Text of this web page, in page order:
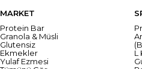
MARKET
Protein Bar
Granola & Müsli
Glutensiz
Ekmekler
Yulaf Ezmesi
L